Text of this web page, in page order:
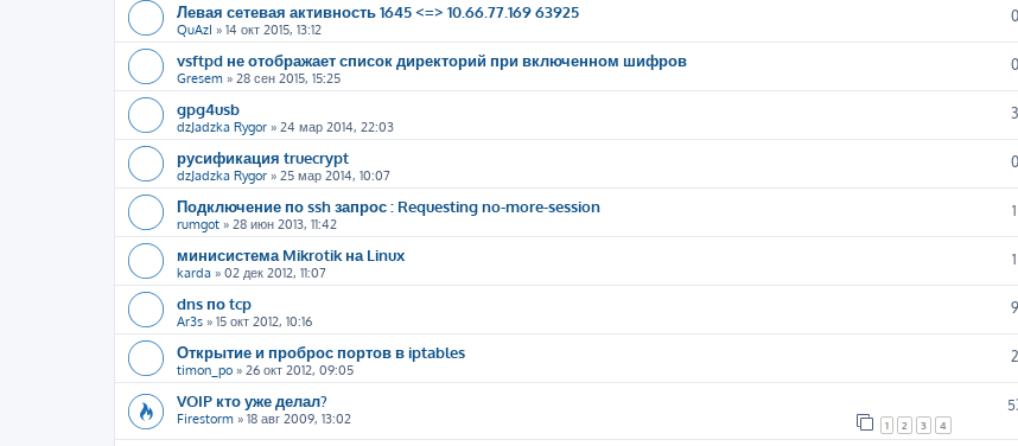
Левая сетевая активность 1645 <=> 10.66.77.169 63925
QuAzI » 14 окт 2015, 13:12
0
vsftpd не отображает список директорий при включенном шифров
Gresem » 28 сен 2015, 15:25
0
gpg4usb
dzJadzka Rygor » 24 мар 2014, 22:03
3
русификация truecrypt
dzJadzka Rygor » 25 мар 2014, 10:07
0
Подключение по ssh запрос : Requesting no-more-session
rumgot » 28 июн 2013, 11:42
1
минисистема Mikrotik на Linux
karda » 02 дек 2012, 11:07
1
dns по tcp
Ar3s » 15 окт 2012, 10:16
9
Открытие и проброс портов в iptables
timon_po » 26 окт 2012, 09:05
2
VOIP кто уже делал?
Firestorm » 18 авг 2009, 13:02 1 2 3 4